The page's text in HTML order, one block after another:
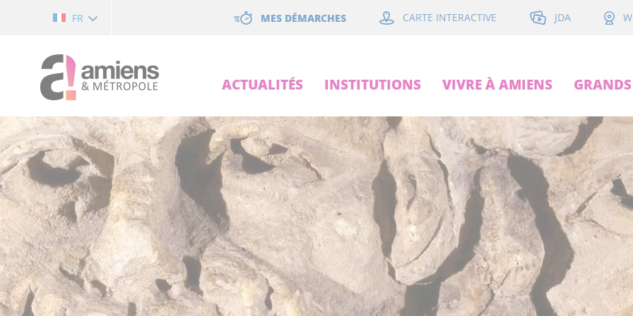
FR MES DÉMARCHES CARTE INTERACTIVE JDA
ACTUALITÉS INSTITUTIONS VIVRE À AMIENS